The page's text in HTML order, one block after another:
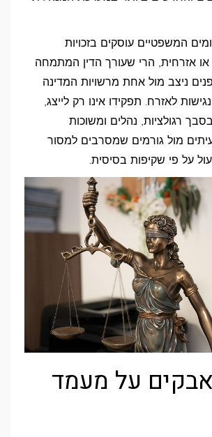
הפנים?
המשפטיים עוסקים בזכויות
אזרחית, הרי שעורך הדין המתמחה
ניצב מול אחת מרשויות המדינה
לאזרח. תפקידו אינו רק לייצג,
רגולציות, נהלים ומשוכות
מול גורמים שמסרבים למסור
על פי שקיפות בסיסית.
על מעמד